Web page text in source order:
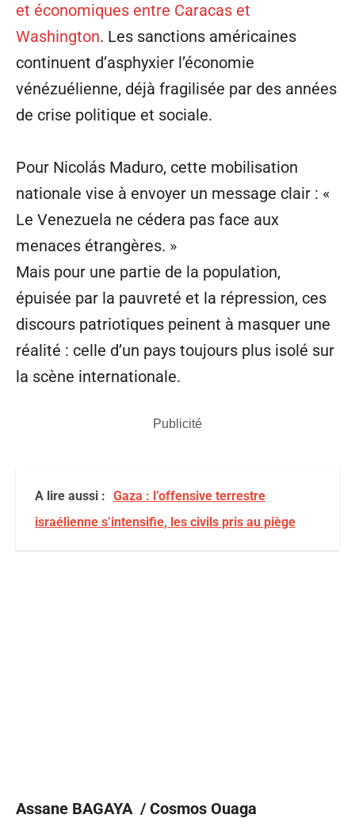
et économiques entre Caracas et
Washington. Les sanctions américaines
continuent d’asphyxier l’économie
vénézuélienne, déjà fragilisée par des années
de crise politique et sociale.
Pour Nicolás Maduro, cette mobilisation
nationale vise à envoyer un message clair : «
Le Venezuela ne cédera pas face aux
menaces étrangères. »
Mais pour une partie de la population,
épuisée par la pauvreté et la répression, ces
discours patriotiques peinent à masquer une
réalité : celle d’un pays toujours plus isolé sur
la scène internationale.
Publicité
A lire aussi : Gaza : l’offensive terrestre
israélienne s’intensifie, les civils pris au piège
Assane BAGAYA / Cosmos Ouaga